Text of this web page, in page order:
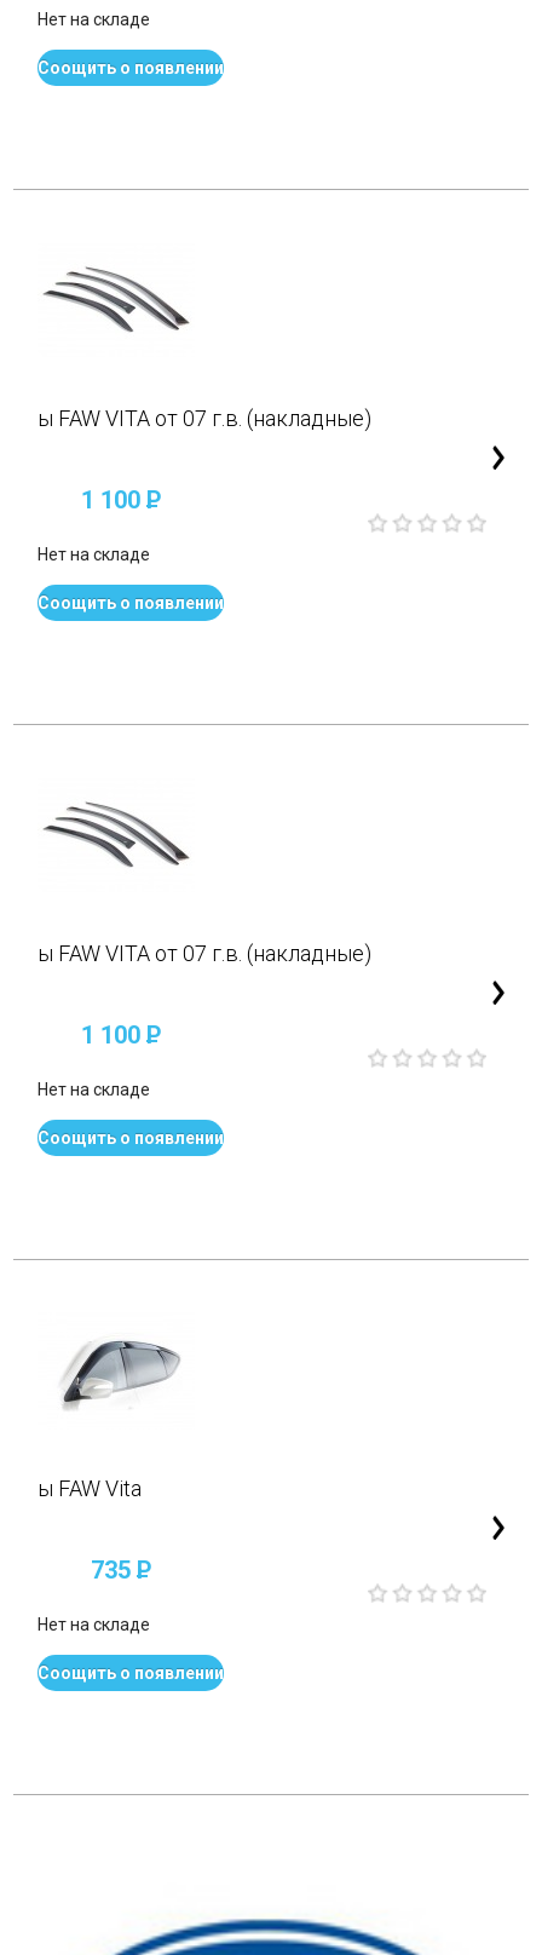
Нет на складе
Соощить о появлении
ы FAW VITA от 07 г.в. (накладные)
1 100P
Нет на складе
Соощить о появлении
ы FAW VITA от 07 г.в. (накладные)
1 100P
Нет на складе
Соощить о появлении
ы FAW Vita
735P
Нет на складе
Соощить о появлении